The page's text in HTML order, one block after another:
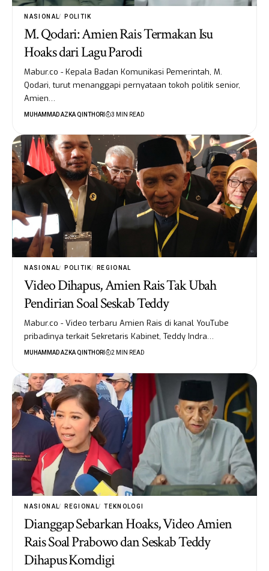
NASIONAL POLITIK
M. Qodari: Amien Rais Termakan Isu
Hoaks dari Lagu Parodi
Mabur.co - Kepala Badan Komunikasi Pemerintah, M.
Qodari, turut menanggapi pernyataan tokoh politik senior,
Amien…
MUHAMMAD AZKA QINTHORI 3 MIN READ
NASIONAL POLITIK REGIONAL
Video Dihapus, Amien Rais Tak Ubah
Pendirian Soal Seskab Teddy
Mabur.co - Video terbaru Amien Rais di kanal YouTube
pribadinya terkait Sekretaris Kabinet, Teddy Indra…
MUHAMMAD AZKA QINTHORI 2 MIN READ
NASIONAL REGIONAL TEKNOLOGI
Dianggap Sebarkan Hoaks, Video Amien
Rais Soal Prabowo dan Seskab Teddy
Dihapus Komdigi